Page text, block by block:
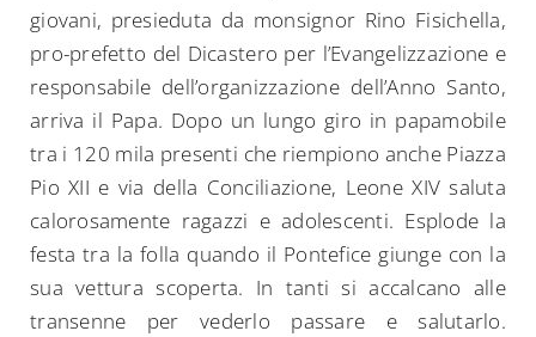
giovani, presieduta da monsignor Rino Fisichella,
pro-prefetto del Dicastero per l’Evangelizzazione e
responsabile dell’organizzazione dell’Anno Santo,
arriva il Papa. Dopo un lungo giro in papamobile
tra i 120 mila presenti che riempiono anche Piazza
Pio XII e via della Conciliazione, Leone XIV saluta
calorosamente ragazzi e adolescenti. Esplode la
festa tra la folla quando il Pontefice giunge con la
sua vettura scoperta. In tanti si accalcano alle
transenne per vederlo passare e salutarlo.